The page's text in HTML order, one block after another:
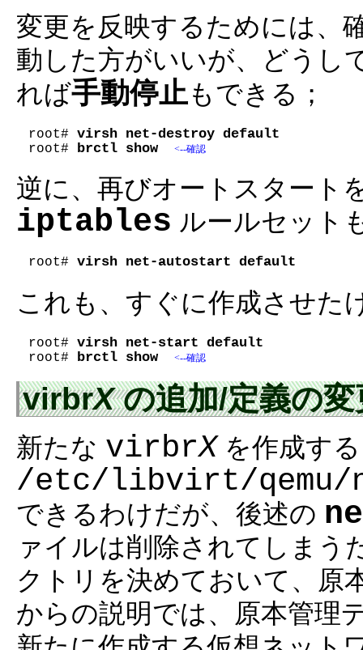
変更を反映するためには、
動した方がいいが、どうし
れば手動停止もできる；
root# virsh net-destroy default
root# brctl show <--確認
逆に、再びオートスタート
iptables ルールセット
root# virsh net-autostart default
これも、すぐに作成させた
root# virsh net-start default
root# brctl show <--確認
virbrXの追加/定義の変
新たな virbrX を作成す
/etc/libvirt/qemu/
できるわけだが、後述の
ァイルは削除されてしまう
クトリを決めておいて、原
からの説明では、原本管理